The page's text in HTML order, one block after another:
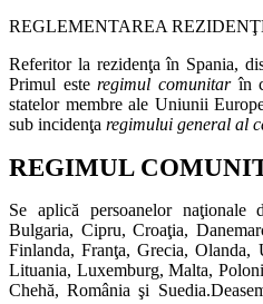
REGLEMENTAREA
Referitor la rezidenţa în Spania,
Primul esteregimul comunitarîn
statelor membre ale Uniunii
sub incidenţa regimului general al
REGIMUL
Se aplică persoanelor naţionale
Bulgaria, Cipru, Croaţia,
Finlanda, Franţa, Grecia,
Lituania, Luxemburg, Malta,
Chehă, România şi